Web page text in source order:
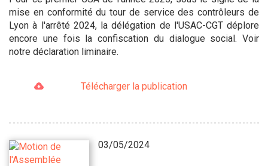
mise en conformité du tour de service des contrôleurs de
Lyon à l'arrêté 2024, la délégation de l'USAC-CGT déplore
encore une fois la confiscation du dialogue social. Voir
notre déclaration liminaire.
Télécharger la publication
03/05/2024